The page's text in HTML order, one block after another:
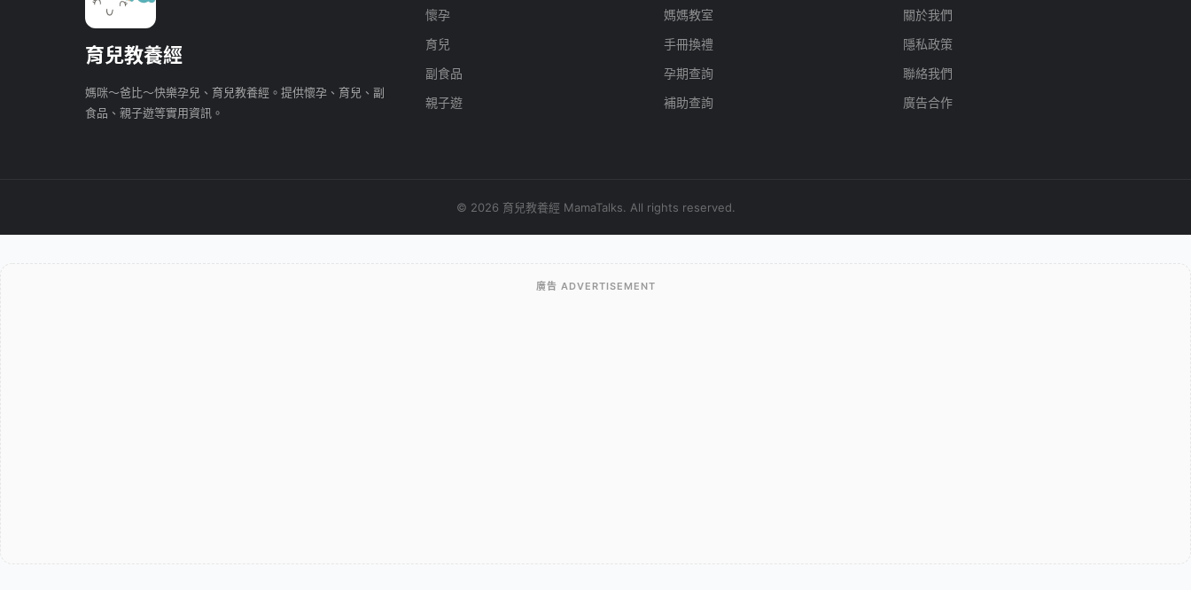
育兒教養經
媽咪～爸比～快樂孕兒、育兒教養經。提供懷孕、育兒、副
食品、親子遊等實用資訊。
懷孕
育兒
副食品
親子遊
媽媽教室
手冊換禮
孕期查詢
補助查詢
關於我們
隱私政策
聯絡我們
廣告合作
© 2026 育兒教養經 MamaTalks. All rights reserved.
廣告 ADVERTISEMENT